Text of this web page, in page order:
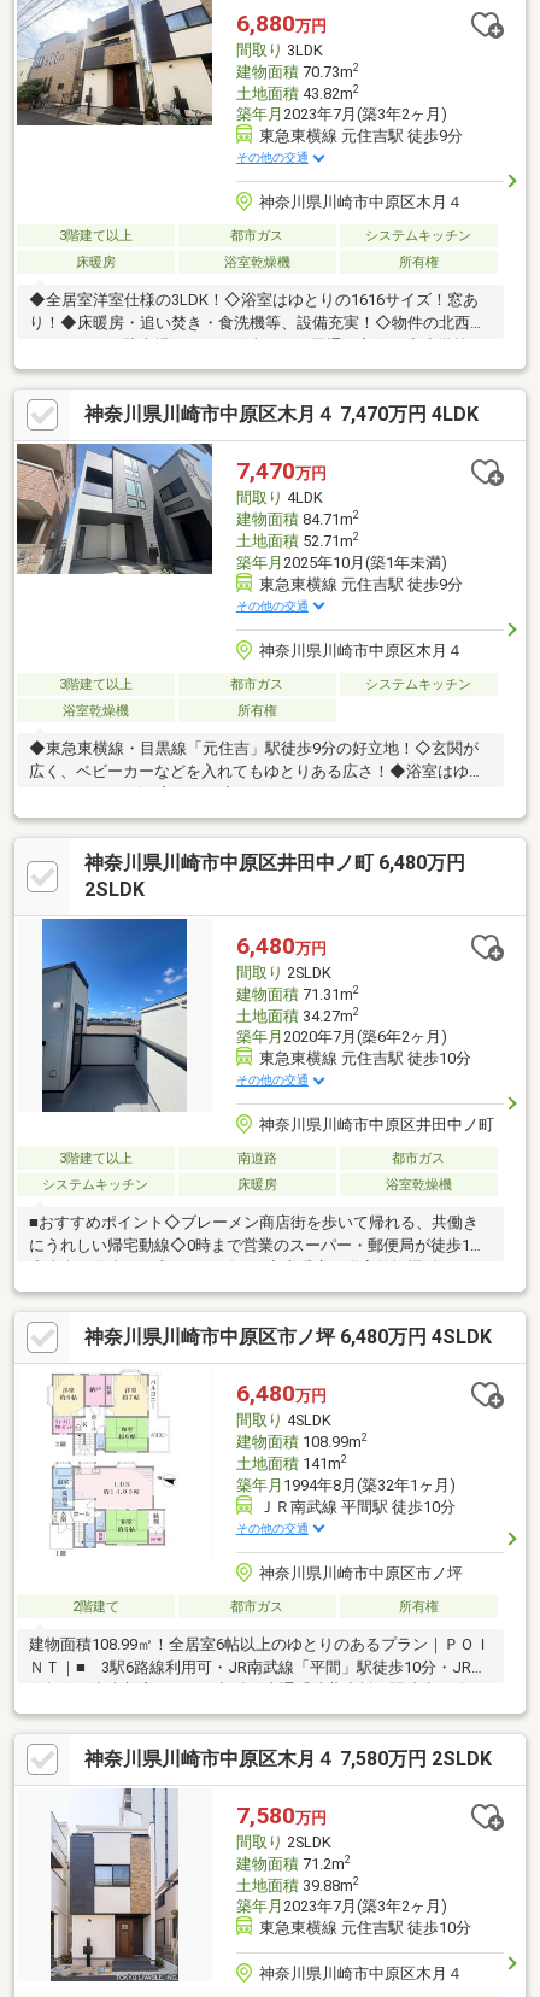
担：21.83㎡あり〇接道状況：角地・南7.2m(公道)接面10.8m／東
4m(私道)接面11.6m◆オートロック ◆食器洗浄乾燥機 ◆浴室
乾燥暖房機 ◆電動シャッター ◆太陽光発電システム
6,880万円
間取り 3LDK
建物面積70.73m2
土地面積43.82m2
築年月 2023年7月(築3年2ヶ月)
東急東横線 元住吉駅 徒歩9分
その他の交通
神奈川県川崎市中原区木月４
3階建て以上 都市ガス
システムキッチン
床暖房
浴室乾燥機 所有権
◆全居室洋室仕様の3LDK！◇浴室はゆとりの1616サイズ！窓あ
り！◆床暖房・追い焚き・食洗機等、設備充実！◇物件の北西側
スーパー、コンビニが徒歩4分圏内に揃う生活に便利な立地！＊＊
弊社独自のお得な「平日会員制度」あります＊＊詳細については
スタッフまでお問い合わせくださいませ。＊＊個人事業主の方や
会社経営者の方など住宅ローンにご不安がある方＊＊弊社には専
属のファイナンシャルプランナーがいるため、住宅ローンにご不
安がある方もご安心下さい。
神奈川県川崎市中原区木月４ 7,470万円 4LDK
7,470万円
間取り 4LDK
建物面積84.71m2
土地面積52.71m2
築年月 2025年10月(築1年未満)
東急東横線 元住吉駅 徒歩9分
その他の交通
神奈川県川崎市中原区木月４
3階建て以上 都市ガス
システムキッチン
浴室乾燥機
所有権
◆東急東横線・目黒線「元住吉」駅徒歩9分の好立地！◇玄関が
広く、ベビーカーなどを入れてもゆとりある広さ！◆浴室はゆと
りの1616サイズ！窓あり！◇フローリング・クロスのコーティン
グ実施済み！◆物件の北側は駐車場のため陽当たり良好！◇室内
大変丁寧にお使いです！◆小学校やスーパーが近い生活に便利な
立地！＊＊弊社独自のお得な「平日会員制度」あります＊＊詳細
についてはスタッフまでお問い合わせくださいませ。＊＊個人事
弊社には専属のファイナンシャルプランナーがいるため、住宅ロ
ーンにご不安がある方もご安心下さい。
神奈川県川崎市中原区井田中ノ町 6,480万円
2SLDK
6,480万円
間取り 2SLDK
建物面積71.31m2
土地面積34.27m2
築年月 2020年7月(築6年2ヶ月)
東急東横線 元住吉駅 徒歩10分
その他の交通
神奈川県川崎市中原区井田中ノ町
3階建て以上 南道路
都市ガス
システムキッチン
床暖房 浴室乾燥機
■おすすめポイント◇ブレーメン商店街を歩いて帰れる、共働き
にうれしい帰宅動線◇0時まで営業のスーパー・郵便局が徒歩1分
とりの1616サイズ）◇+Sの2LDKで将来の変化にも対応◇屋上は
周辺の視界が開け、眺望も良好■アクセス◇武蔵小杉乗換で各方
面へ好アクセス◇渋谷駅まで急行で約20分、横浜駅まで約15分ま
ずはお気軽に現地をご覧下さいませ。
神奈川県川崎市中原区市ノ坪 6,480万円 4SLDK
6,480万円
間取り 4SLDK
建物面積108.99m2
土地面積141m2
築年月 1994年8月(築32年1ヶ月)
ＪＲ南武線 平間駅 徒歩10分
その他の交通
神奈川県川崎市中原区市ノ坪
2階建て 都市ガス 所有権
建物面積108.99㎡！全居室6帖以上のゆとりのあるプラン｜ＰＯＩ
ＮＴ｜■ 3駅6路線利用可・JR南武線「平間」駅徒歩10分・JR横
須賀線・湘南新宿ライン・相鉄線直通「武蔵小杉」駅徒歩17分・
東急東横線・東急目黒線「元住吉」駅徒歩16分■ 1階和室には縁
側付き■ 2階には季節物の収納に便利な納戸有り■ 浴室・洗面
室には換気に便利な窓有り■ トイレ３ヶ所有り■ 大型商業施設
「グランツリー武蔵小杉」も徒歩圏内
神奈川県川崎市中原区木月４ 7,580万円 2SLDK
7,580万円
間取り 2SLDK
建物面積71.2m2
土地面積39.88m2
築年月 2023年7月(築3年2ヶ月)
東急東横線 元住吉駅 徒歩10分
神奈川県川崎市中原区木月４